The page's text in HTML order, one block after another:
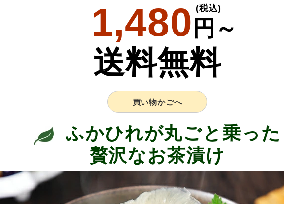
1,480 円～
(税込)
送料無料
買い物かごへ
ふかひれが丸ごと乗った
贅沢なお茶漬け